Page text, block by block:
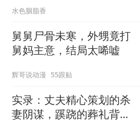
水色胭脂香
舅舅尸骨未寒，外甥竟打
舅妈主意，结局太唏嘘
辉哥说动漫 55跟贴
实录：丈夫精心策划的杀
妻阴谋，蹊跷的葬礼背